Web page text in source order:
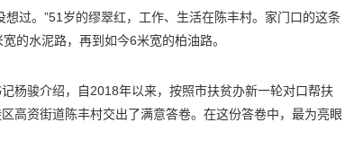
过。”51岁的缪翠红，工作、生活在陈丰村。家门口的这条
的水泥路，再到如今6米宽的柏油路。
杨骏介绍，自2018年以来，按照市扶贫办新一轮对口帮扶
高资街道陈丰村交出了满意答卷。在这份答卷中，最为亮眼